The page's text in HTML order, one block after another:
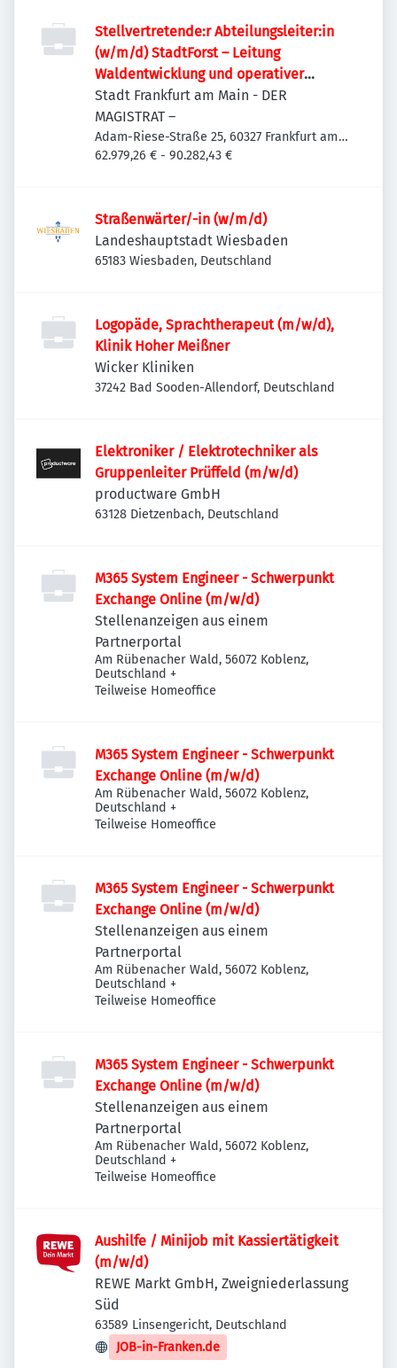
Stellvertretende:r Abteilungsleiter:in
(w/m/d) StadtForst – Leitung
Waldentwicklung und operativer
Forstbetrieb
Stadt Frankfurt am Main - DER
MAGISTRAT –
Adam-Riese-Straße 25, 60327 Frankfurt am
Main-Innenstadt I, Deutschland
62.979,26 € - 90.282,43 €
Straßenwärter/-in (w/m/d)
Landeshauptstadt Wiesbaden
65183 Wiesbaden, Deutschland
Logopäde, Sprachtherapeut (m/w/d),
Klinik Hoher Meißner
Wicker Kliniken
37242 Bad Sooden-Allendorf, Deutschland
Elektroniker / Elektrotechniker als
Gruppenleiter Prüffeld (m/w/d)
productware GmbH
63128 Dietzenbach, Deutschland
M365 System Engineer - Schwerpunkt
Exchange Online (m/w/d)
Stellenanzeigen aus einem
Partnerportal
Am Rübenacher Wald, 56072 Koblenz,
Deutschland +
Teilweise Homeoffice
M365 System Engineer - Schwerpunkt
Exchange Online (m/w/d)
Am Rübenacher Wald, 56072 Koblenz,
Deutschland +
Teilweise Homeoffice
M365 System Engineer - Schwerpunkt
Exchange Online (m/w/d)
Stellenanzeigen aus einem
Partnerportal
Am Rübenacher Wald, 56072 Koblenz,
Deutschland +
Teilweise Homeoffice
M365 System Engineer - Schwerpunkt
Exchange Online (m/w/d)
Stellenanzeigen aus einem
Partnerportal
Am Rübenacher Wald, 56072 Koblenz,
Deutschland +
Teilweise Homeoffice
Aushilfe / Minijob mit Kassiertätigkeit
(m/w/d)
REWE Markt GmbH, Zweigniederlassung
Süd
63589 Linsengericht, Deutschland
JOB-in-Franken.de